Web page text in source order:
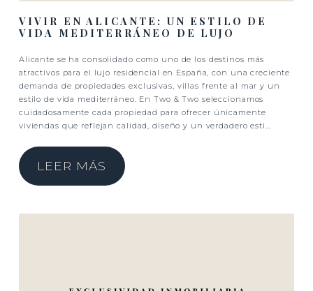
VIVIR EN ALICANTE: UN ESTILO DE
VIDA MEDITERRÁNEO DE LUJO
Alicante se ha consolidado como uno de los destinos más
atractivos para el lujo residencial en España, con una creciente
demanda de propiedades exclusivas, villas frente al mar y un
estilo de vida mediterráneo. En Two & Two seleccionamos
cuidadosamente cada propiedad para ofrecer únicamente
viviendas que reflejan calidad, diseño y un verdadero esti…
LEER MÁS